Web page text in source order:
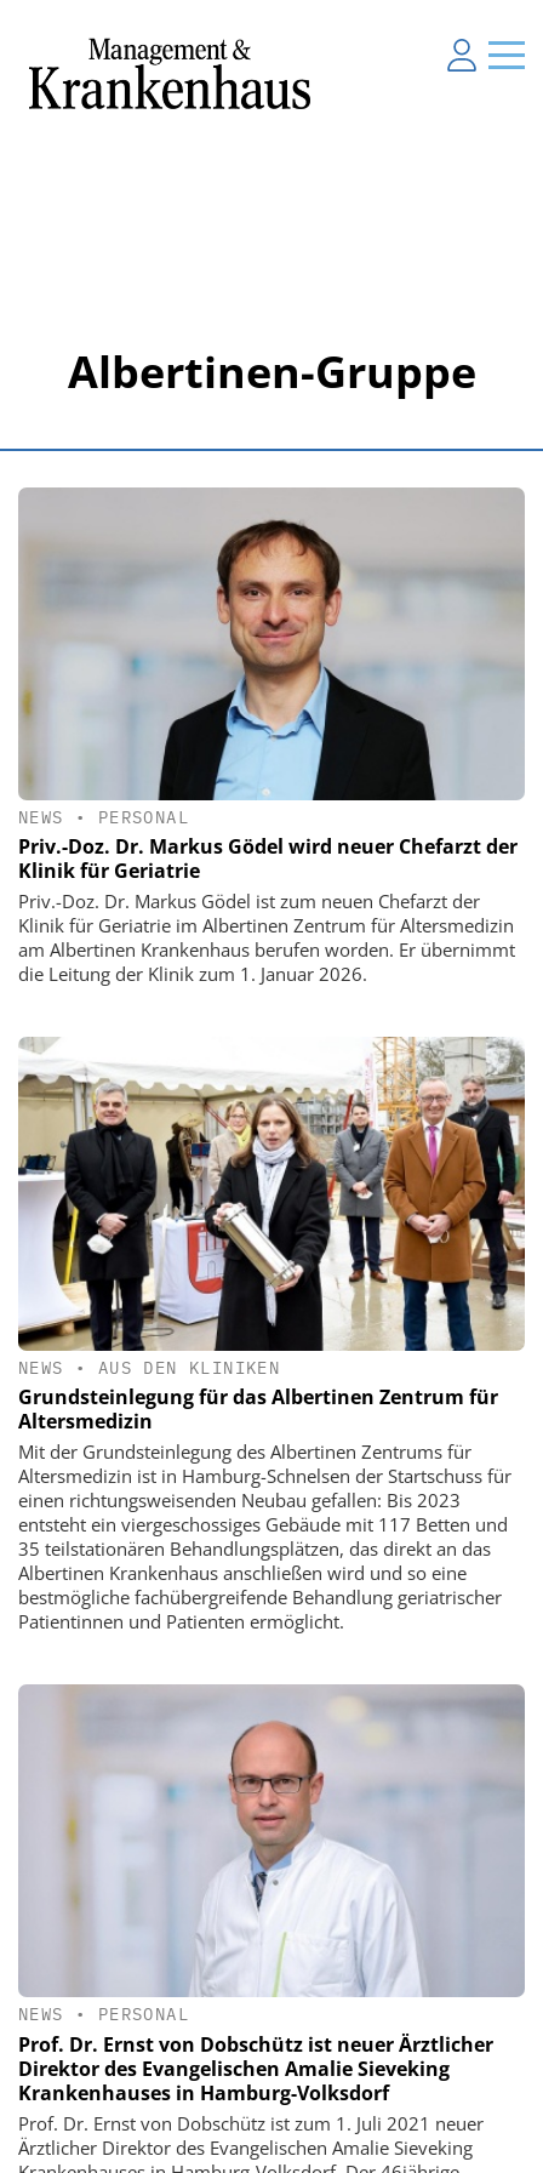
Albertinen-Gruppe
NEWS • PERSONAL
Priv.-Doz. Dr. Markus Gödel wird neuer Chefarzt der
Klinik für Geriatrie
Priv.-Doz. Dr. Markus Gödel ist zum neuen Chefarzt der
Klinik für Geriatrie im Albertinen Zentrum für Altersmedizin
am Albertinen Krankenhaus berufen worden. Er übernimmt
die Leitung der Klinik zum 1. Januar 2026.
NEWS • AUS DEN KLINIKEN
Grundsteinlegung für das Albertinen Zentrum für
Altersmedizin
Mit der Grundsteinlegung des Albertinen Zentrums für
Altersmedizin ist in Hamburg-Schnelsen der Startschuss für
einen richtungsweisenden Neubau gefallen: Bis 2023
entsteht ein viergeschossiges Gebäude mit 117 Betten und
35 teilstationären Behandlungsplätzen, das direkt an das
Albertinen Krankenhaus anschließen wird und so eine
bestmögliche fachübergreifende Behandlung geriatrischer
Patientinnen und Patienten ermöglicht.
NEWS • PERSONAL
Prof. Dr. Ernst von Dobschütz ist neuer Ärztlicher
Direktor des Evangelischen Amalie Sieveking
Krankenhauses in Hamburg-Volksdorf
Prof. Dr. Ernst von Dobschütz ist zum 1. Juli 2021 neuer
Ärztlicher Direktor des Evangelischen Amalie Sieveking